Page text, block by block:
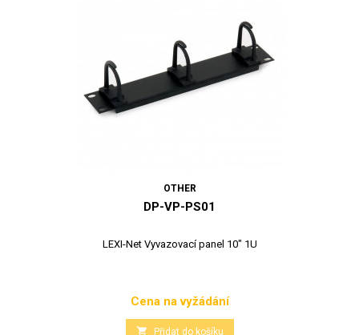
OTHER
DP-VP-PS01
LEXI-Net Vyvazovací panel 10" 1U
Cena
Cena na vyžádání
 Přidat do košíku